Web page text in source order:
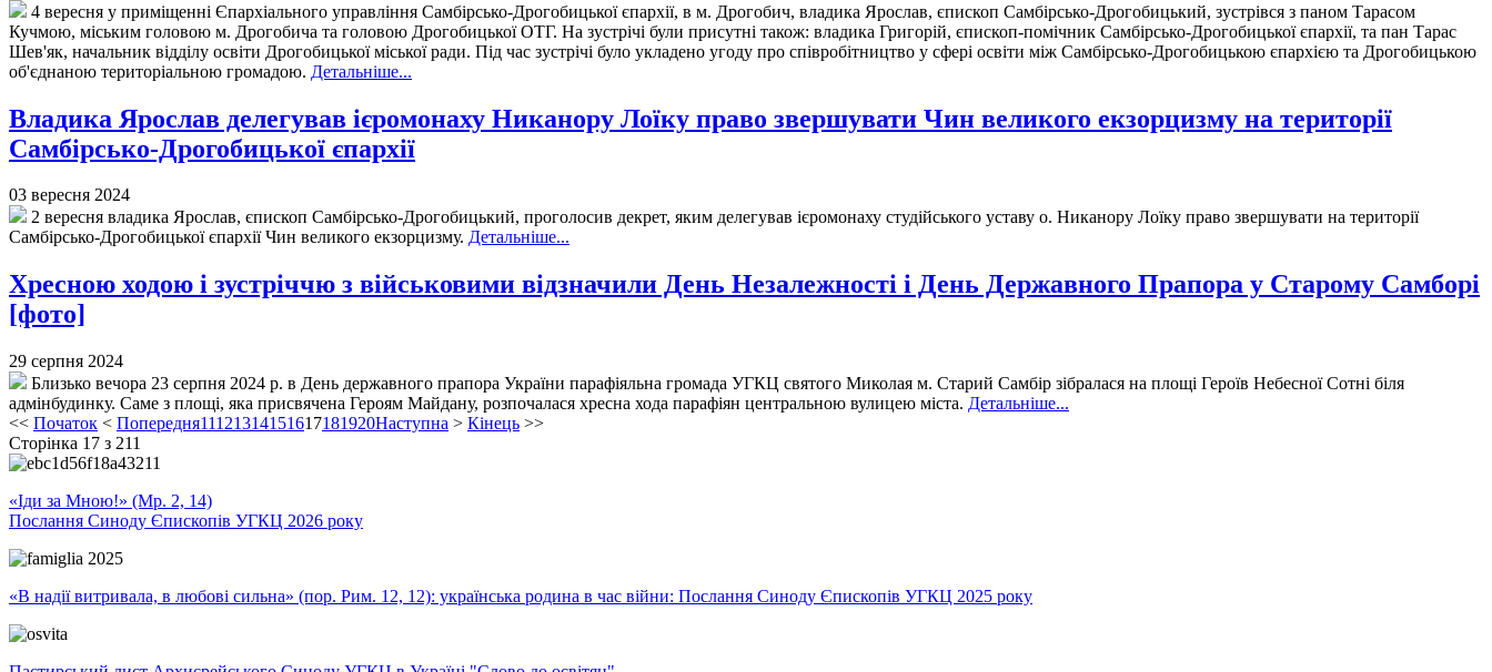
4 вересня у приміщенні Єпархіального управління Самбірсько-Дрогобицької єпархії, в м. Дрогобич, владика Ярослав, єпископ Самбірсько-Дрогобицький, зустрівся з паном Тарасом
Кучмою, міським головою м. Дрогобича та головою Дрогобицької ОТГ. На зустрічі були присутні також: владика Григорій, єпископ-помічник Самбірсько-Дрогобицької єпархії, та пан Тарас
Шев'як, начальник відділу освіти Дрогобицької міської ради. Під час зустрічі було укладено угоду про співробітництво у сфері освіти між Самбірсько-Дрогобицькою єпархією та Дрогобицькою
об'єднаною територіальною громадою. Детальніше...
Владика Ярослав делегував ієромонаху Никанору Лоїку право звершувати Чин великого екзорцизму на території
Самбірсько-Дрогобицької єпархії
03 вересня 2024
2 вересня владика Ярослав, єпископ Самбірсько-Дрогобицький, проголосив декрет, яким делегував ієромонаху студійського уставу о. Никанору Лоїку право звершувати на території
Самбірсько-Дрогобицької єпархії Чин великого екзорцизму. Детальніше...
Хресною ходою і зустріччю з військовими відзначили День Незалежності і День Державного Прапора у Старому Самборі
[фото]
29 серпня 2024
Близько вечора 23 серпня 2024 р. в День державного прапора України парафіяльна громада УГКЦ святого Миколая м. Старий Самбір зібралася на площі Героїв Небесної Сотні біля
адмінбудинку. Саме з площі, яка присвячена Героям Майдану, розпочалася хресна хода парафіян центральною вулицею міста. Детальніше...
<< Початок < Попередня11121314151617181920Наступна > Кінець >>
Сторінка 17 з 211
«Іди за Мною!» (Мр. 2, 14)
Послання Синоду Єпископів УГКЦ 2026 року
«В надії витривала, в любові сильна» (пор. Рим. 12, 12): українська родина в час війни: Послання Синоду Єпископів УГКЦ 2025 року